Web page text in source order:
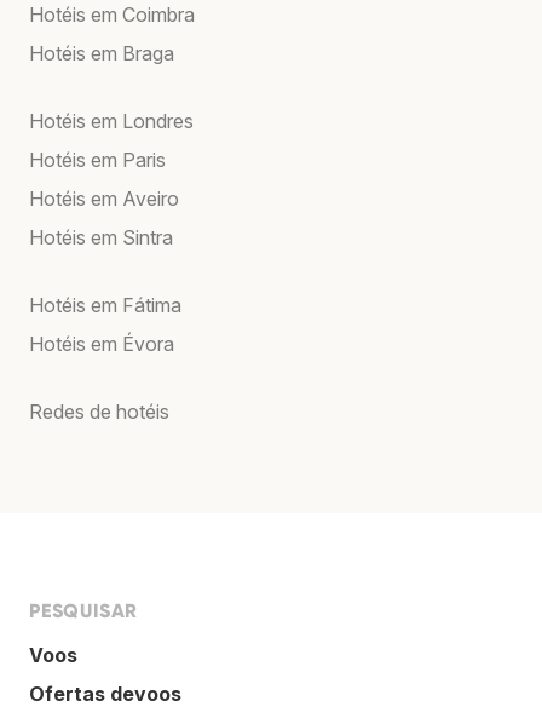
Hotéis em Coimbra
Hotéis em Braga
Hotéis em Londres
Hotéis em Paris
Hotéis em Aveiro
Hotéis em Sintra
Hotéis em Fátima
Hotéis em Évora
Redes de hotéis
PESQUISAR
Voos
Ofertas devoos